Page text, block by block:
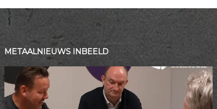
METAALNIEUWS INBEELD